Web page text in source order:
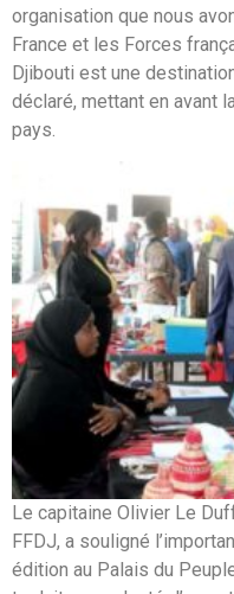
organisation que nous
France et les Forces
Djibouti est une
déclaré, mettant en avant
pays.
Le capitaine Olivier Le
FFDJ, a souligné
édition au Palais du